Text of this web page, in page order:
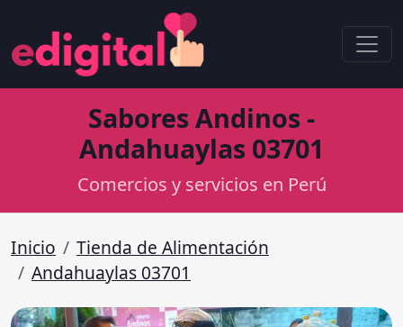
Sabores Andinos -
Andahuaylas 03701
Comercios y servicios en Perú
Inicio
Tienda de Alimentación
Andahuaylas 03701